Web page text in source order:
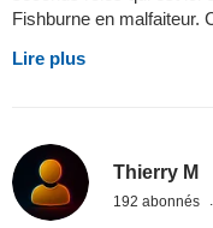
Fishburne en malfaiteur.
Lire plus
Thierry M
192 abonnés